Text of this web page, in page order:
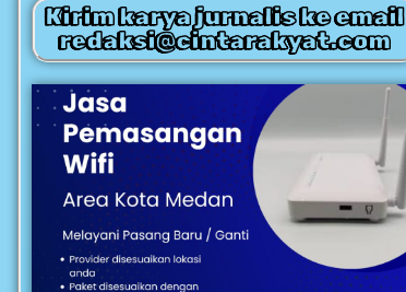
Kirim karya jurnalis ke email
redaksi@cintarakyat.com